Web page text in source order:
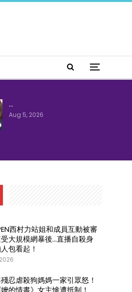
…
Aug 5, 2026
西村力站姐和成員互動被審
大規模網暴後…直播自殺身
包看起！
忍虐殺狗媽媽一家引眾怒！
嬤的情書》女主慘遭抵制！